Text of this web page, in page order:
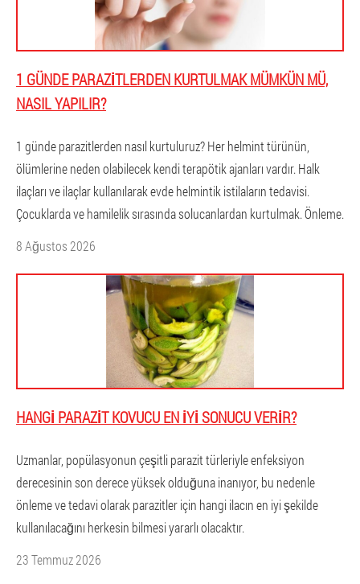
1 GÜNDE PARAZITLERDEN KURTULMAK MÜMKÜN MÜ,
NASIL YAPILIR?
1 günde parazitlerden nasıl kurtuluruz? Her helmint türünün,
ölümlerine neden olabilecek kendi terapötik ajanları vardır. Halk
ilaçları ve ilaçlar kullanılarak evde helmintik istilaların tedavisi.
Çocuklarda ve hamilelik sırasında solucanlardan kurtulmak. Önleme.
8 Ağustos 2026
HANGI PARAZIT KOVUCU EN IYI SONUCU VERIR?
Uzmanlar, popülasyonun çeşitli parazit türleriyle enfeksiyon
derecesinin son derece yüksek olduğuna inanıyor, bu nedenle
önleme ve tedavi olarak parazitler için hangi ilacın en iyi şekilde
kullanılacağını herkesin bilmesi yararlı olacaktır.
23 Temmuz 2026